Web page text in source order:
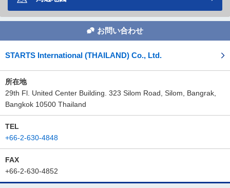
お問い合わせ
STARTS International (THAILAND) Co., Ltd.
所在地
29th Fl. United Center Building. 323 Silom Road, Silom, Bangrak,
Bangkok 10500 Thailand
TEL
+66-2-630-4848
FAX
+66-2-630-4852